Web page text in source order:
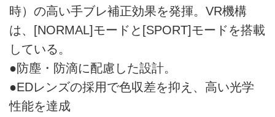
時）の高い手ブレ補正効果を発揮。VR機構
は、[NORMAL]モードと[SPORT]モードを搭載
している。
●防塵・防滴に配慮した設計。
●EDレンズの採用で色収差を抑え、高い光学
性能を達成